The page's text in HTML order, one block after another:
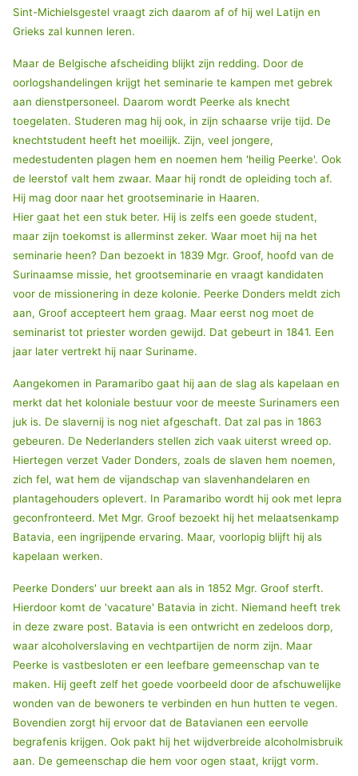
Sint-Michielsgestel vraagt zich daarom af of hij wel Latijn en
Grieks zal kunnen leren.
Maar de Belgische afscheiding blijkt zijn redding. Door de
oorlogshandelingen krijgt het seminarie te kampen met gebrek
aan dienstpersoneel. Daarom wordt Peerke als knecht
toegelaten. Studeren mag hij ook, in zijn schaarse vrije tijd. De
knechtstudent heeft het moeilijk. Zijn, veel jongere,
medestudenten plagen hem en noemen hem 'heilig Peerke'. Ook
de leerstof valt hem zwaar. Maar hij rondt de opleiding toch af.
Hij mag door naar het grootseminarie in Haaren.
Hier gaat het een stuk beter. Hij is zelfs een goede student,
maar zijn toekomst is allerminst zeker. Waar moet hij na het
seminarie heen? Dan bezoekt in 1839 Mgr. Groof, hoofd van de
Surinaamse missie, het grootseminarie en vraagt kandidaten
voor de missionering in deze kolonie. Peerke Donders meldt zich
aan, Groof accepteert hem graag. Maar eerst nog moet de
seminarist tot priester worden gewijd. Dat gebeurt in 1841. Een
jaar later vertrekt hij naar Suriname.
Aangekomen in Paramaribo gaat hij aan de slag als kapelaan en
merkt dat het koloniale bestuur voor de meeste Surinamers een
juk is. De slavernij is nog niet afgeschaft. Dat zal pas in 1863
gebeuren. De Nederlanders stellen zich vaak uiterst wreed op.
Hiertegen verzet Vader Donders, zoals de slaven hem noemen,
zich fel, wat hem de vijandschap van slavenhandelaren en
plantagehouders oplevert. In Paramaribo wordt hij ook met lepra
geconfronteerd. Met Mgr. Groof bezoekt hij het melaatsenkamp
Batavia, een ingrijpende ervaring. Maar, voorlopig blijft hij als
kapelaan werken.
Peerke Donders' uur breekt aan als in 1852 Mgr. Groof sterft.
Hierdoor komt de 'vacature' Batavia in zicht. Niemand heeft trek
in deze zware post. Batavia is een ontwricht en zedeloos dorp,
waar alcoholverslaving en vechtpartijen de norm zijn. Maar
Peerke is vastbesloten er een leefbare gemeenschap van te
maken. Hij geeft zelf het goede voorbeeld door de afschuwelijke
wonden van de bewoners te verbinden en hun hutten te vegen.
Bovendien zorgt hij ervoor dat de Batavianen een eervolle
begrafenis krijgen. Ook pakt hij het wijdverbreide alcoholmisbruik
aan. De gemeenschap die hem voor ogen staat, krijgt vorm.